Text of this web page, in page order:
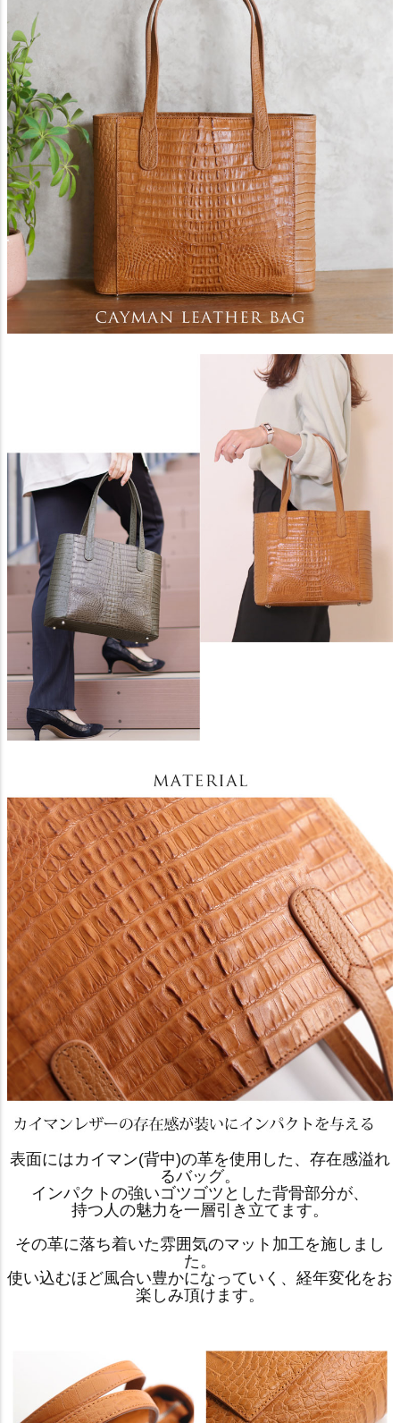
表面にはカイマン(背中)の革を使用した、存在感溢れ
るバッグ。
インパクトの強いゴツゴツとした背骨部分が、
持つ人の魅力を一層引き立てます。
その革に落ち着いた雰囲気のマット加工を施しまし
た。
使い込むほど風合い豊かになっていく、経年変化をお
楽しみ頂けます。